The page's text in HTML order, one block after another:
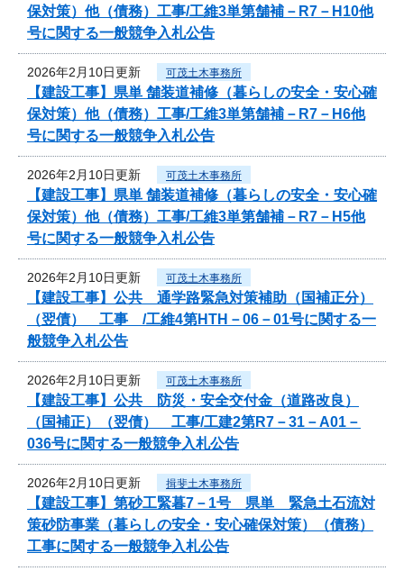
保対策）他（債務）工事/工維3単第舗補－R7－H10他
号に関する一般競争入札公告
2026年2月10日更新 可茂土木事務所
【建設工事】県単 舗装道補修（暮らしの安全・安心確
保対策）他（債務）工事/工維3単第舗補－R7－H6他
号に関する一般競争入札公告
2026年2月10日更新 可茂土木事務所
【建設工事】県単 舗装道補修（暮らしの安全・安心確
保対策）他（債務）工事/工維3単第舗補－R7－H5他
号に関する一般競争入札公告
2026年2月10日更新 可茂土木事務所
【建設工事】公共 通学路緊急対策補助（国補正分）
（翌債） 工事 /工維4第HTH－06－01号に関する一
般競争入札公告
2026年2月10日更新 可茂土木事務所
【建設工事】公共 防災・安全交付金（道路改良）
（国補正）（翌債） 工事/工建2第R7－31－A01－
036号に関する一般競争入札公告
2026年2月10日更新 揖斐土木事務所
【建設工事】第砂工緊暮7－1号 県単 緊急土石流対
策砂防事業（暮らしの安全・安心確保対策）（債務）
工事に関する一般競争入札公告